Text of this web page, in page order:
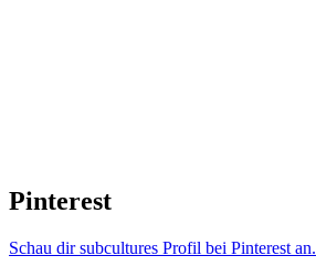
Pinterest
Schau dir subcultures Profil bei Pinterest an.